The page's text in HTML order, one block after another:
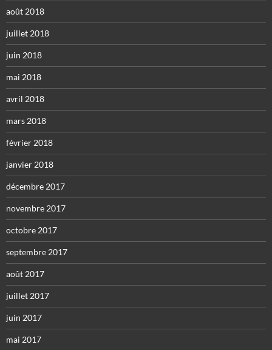
août 2018
juillet 2018
juin 2018
mai 2018
avril 2018
mars 2018
février 2018
janvier 2018
décembre 2017
novembre 2017
octobre 2017
septembre 2017
août 2017
juillet 2017
juin 2017
mai 2017